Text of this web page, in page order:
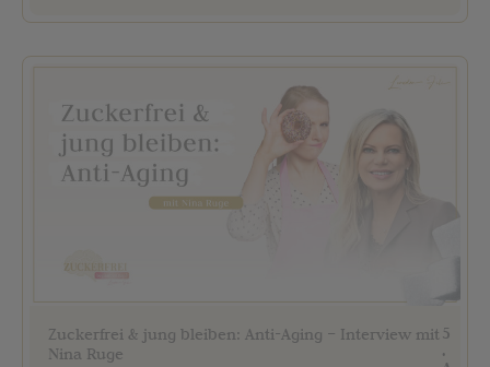
Zuckerfrei & jung bleiben: Anti-Aging – Interview mit
Nina Ruge
5
.